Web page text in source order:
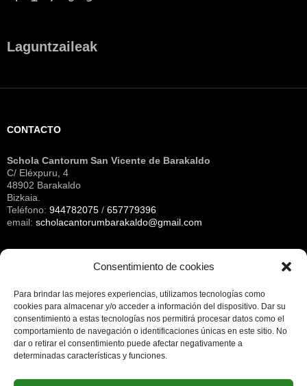
Consentimiento de cookies
Para brindar las mejores experiencias, utilizamos tecnologías como
cookies para almacenar y/o acceder a información del dispositivo. Dar su
consentimiento a estas tecnologías nos permitirá procesar datos como el
comportamiento de navegación o identificaciones únicas en este sitio. No
dar o retirar el consentimiento puede afectar negativamente a
determinadas características y funciones.
Laguntzaileak
CONTACTO
Schola Cantorum San Vicente de Barakaldo
C/ Eléxpuru, 4
48902 Barakaldo
Bizkaia.
Teléfono: 944782075 / 657779396
email: scholacantorumbarakaldo@gmail.com
NOTA LEGAL